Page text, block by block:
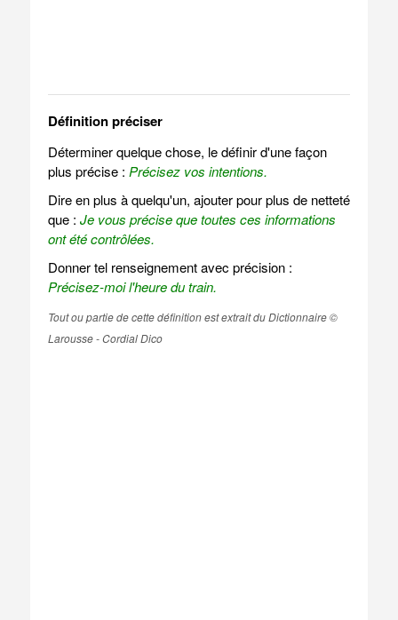
Définition préciser
Déterminer quelque chose, le définir d'une façon
plus précise : Précisez vos intentions.
Dire en plus à quelqu'un, ajouter pour plus de netteté
que : Je vous précise que toutes ces informations
ont été contrôlées.
Donner tel renseignement avec précision :
Précisez-moi l'heure du train.
Tout ou partie de cette définition est extrait du Dictionnaire ©
Larousse - Cordial Dico